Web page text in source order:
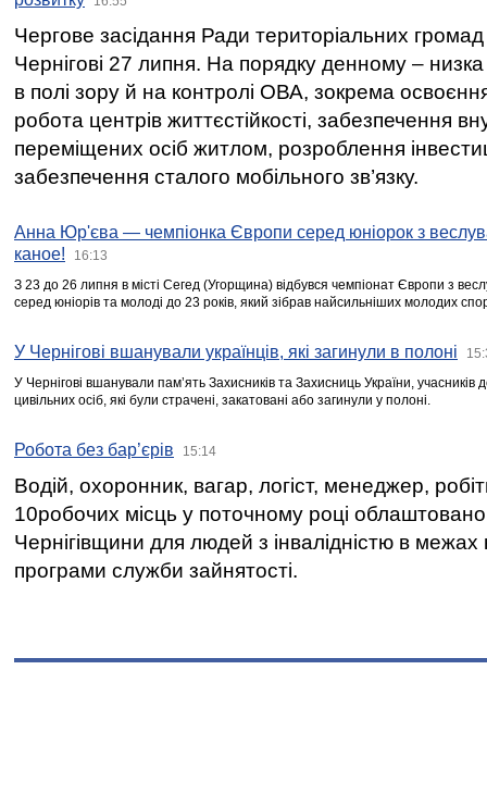
Чергове засідання Ради територіальних громад
Чернігові 27 липня. На порядку денному –
в полі зору й на контролі ОВА, зокрема освоєння
робота центрів життєстійкості, забезпечення
переміщених осіб житлом, розроблення
забезпечення сталого мобільного зв’язку.
Анна Юр'єва — чемпіонка Європи серед юніорок з
каное!
16:13
З 23 до 26 липня в місті Сегед (Угорщина) відбувся чемпіонат Європи з
серед юніорів та молоді до 23 років, який зібрав найсильніших молодих
У Чернігові вшанували українців, які загинули в полоні
У Чернігові вшанували пам’ять Захисників та Захисниць України,
цивільних осіб, які були страчені, закатовані або загинули у полоні.
Робота без бар’єрів 15:14
Водій, охоронник, вагар, логіст, менеджер,
10робочих місць у поточному році
Чернігівщини для людей з інвалідністю в межах
програми служби зайнятості.